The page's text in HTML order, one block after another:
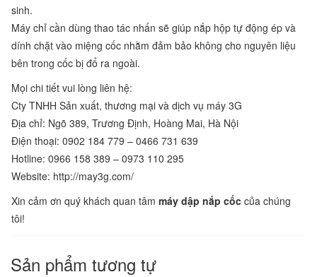
sinh.
Máy chỉ cần dùng thao tác nhấn sẽ giúp nắp hộp tự động ép và
dính chặt vào miệng cốc nhằm đảm bảo không cho nguyên liệu
bên trong cốc bị đổ ra ngoài.
Mọi chi tiết vui lòng liên hệ:
Cty TNHH Sản xuất, thương mại và dịch vụ máy 3G
Địa chỉ: Ngõ 389, Trương Định, Hoàng Mai, Hà Nội
Điện thoại: 0902 184 779 – 0466 731 639
Hotline: 0966 158 389 – 0973 110 295
Website: http://may3g.com/
Xin cảm ơn quý khách quan tâm máy dập nắp cốc của chúng
tôi!
Sản phẩm tương tự